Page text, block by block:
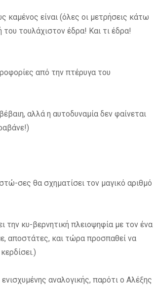
καμένος είναι (όλες οι μετρήσεις κάτω
τουλάχιστον έδρα! Και τι έδρα!
από την πτέρυγα του
αλλά η αυτοδυναμία δεν φαίνεται
σες θα σχηματίσει τον μαγικό αριθμό
την κυ-βερνητική πλειοψηφία με τον ένα
αποστάτες, και τώρα προσπαθεί να
αναλογικής, παρότι ο Αλέξης